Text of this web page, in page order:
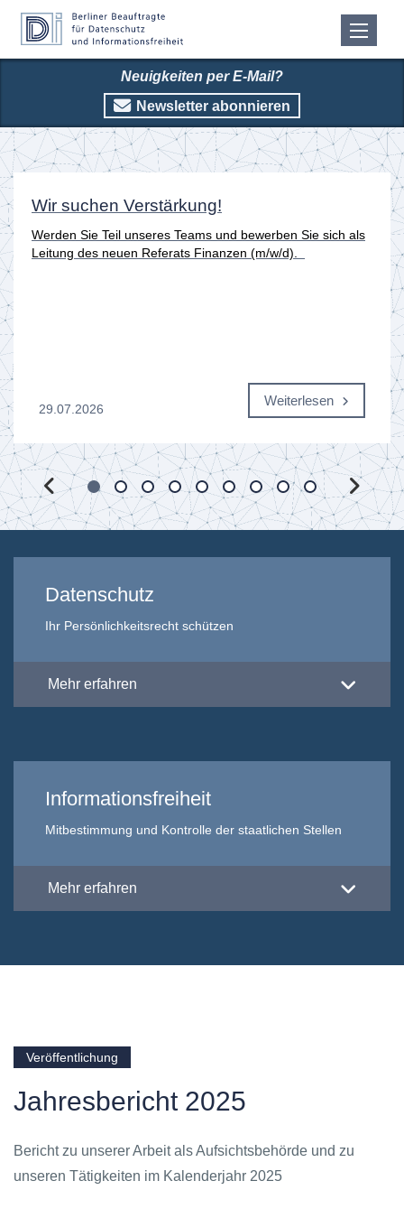
Neuigkeiten per E-Mail?
Newsletter abonnieren
Startseite
Wir suchen Verstärkung!
Werden Sie Teil unseres Teams und bewerben Sie sich als
Leitung des neuen Referats Finanzen (m/w/d).
29.07.2026
Weiterlesen
Datenschutz
Ihr Persönlichkeitsrecht schützen
Mehr erfahren
Informationsfreiheit
Mitbestimmung und Kontrolle der staatlichen Stellen
Mehr erfahren
Veröffentlichung
Jahresbericht 2025
Bericht zu unserer Arbeit als Aufsichtsbehörde und zu
unseren Tätigkeiten im Kalenderjahr 2025